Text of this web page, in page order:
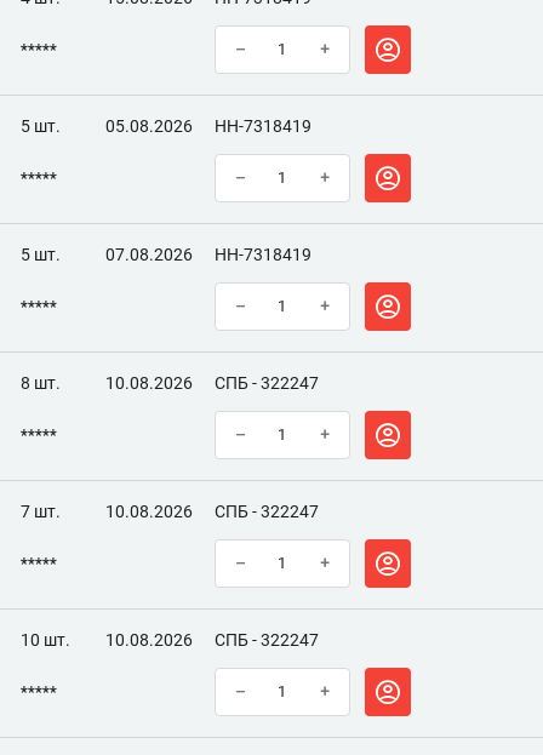
***** – +
5 шт. 05.08.2026 НН-7318419
***** – +
5 шт. 07.08.2026 НН-7318419
***** – +
8 шт. 10.08.2026 СПБ - 322247
***** – +
7 шт. 10.08.2026 СПБ - 322247
***** – +
10 шт. 10.08.2026 СПБ - 322247
***** – +